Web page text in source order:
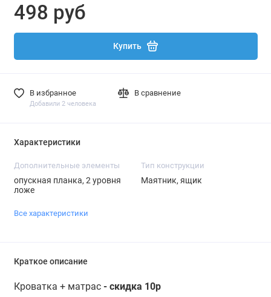
498 руб
Купить
В избранное
Добавили 2 человека
В сравнение
Характеристики
Дополнительные элементы
опускная планка, 2 уровня
ложе
Тип конструкции
Маятник, ящик
Все характеристики
Краткое описание
Кроватка + матрас - скидка 10р